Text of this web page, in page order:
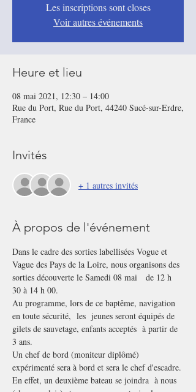
Les inscriptions sont closes
Voir autres événements
Heure et lieu
08 mai 2021, 12:30 – 14:00
Rue du Port, Rue du Port, 44240 Sucé-sur-Erdre,
France
Invités
+ 1 autres invités
À propos de l'événement
Dans le cadre des sorties labellisées Vogue et
Vague des Pays de la Loire, nous organisons des
sorties découverte le Samedi 08 mai   de 12 h
30 à 14 h 00.
Au programme, lors de ce baptême, navigation
en toute sécurité,  les  jeunes seront équipés de
gilets de sauvetage, enfants acceptés  à partir de
3 ans.
Un chef de bord (moniteur diplômé)
expérimenté sera à bord et sera le chef d'escadre.
En effet, un deuxième bateau se joindra  à nous